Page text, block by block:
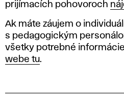
prijímacích pohovoroch
Ak máte záujem o
s pedagogickým
všetky potrebné
webe tu.